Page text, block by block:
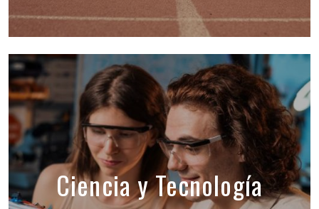
Ciencia y Tecnología